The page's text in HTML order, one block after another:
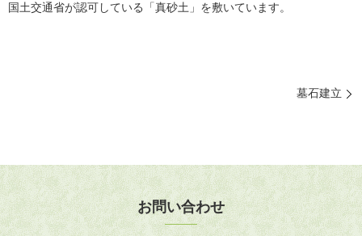
国土交通省が認可している「真砂土」を敷いています。
墓石建立
お問い合わせ